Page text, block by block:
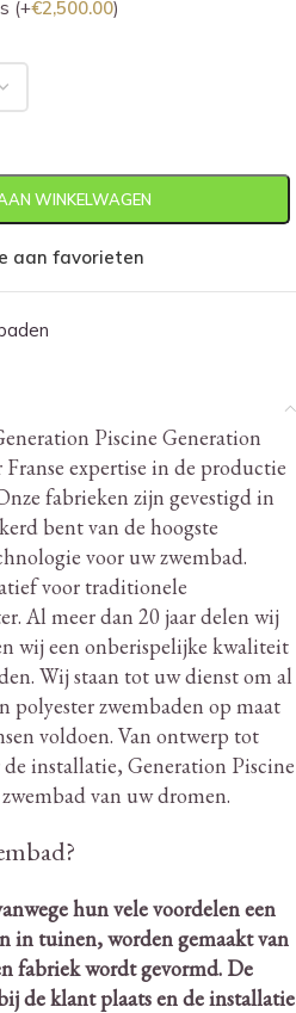
(+€2,500.00)
WINKELWAGEN
aan favorieten
Piscine Generation
expertise in de productie
fabrieken zijn gevestigd in
bent van de hoogste
voor uw zwembad.
voor traditionele
Al meer dan 20 jaar delen wij
wij een onberispelijke kwaliteit
Wij staan ​​tot uw dienst om al
polyester zwembaden op maat
voldoen. Van ontwerp tot
installatie, Generation Piscine
van uw dromen.
hun vele voordelen een
in tuinen, worden gemaakt van
fabriek wordt gevormd. De
de klant plaats en de installatie